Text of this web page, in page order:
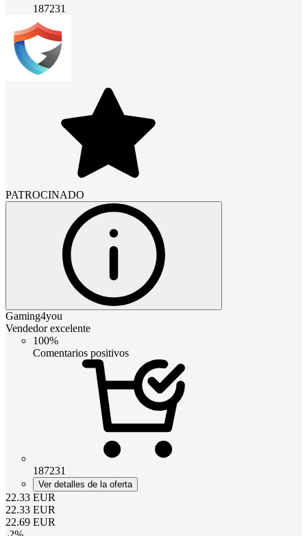
187231
PATROCINADO
Gaming4you
Vendedor excelente
100%
Comentarios positivos
187231
Ver detalles de la oferta
22.33 EUR
22.33 EUR
22.69 EUR